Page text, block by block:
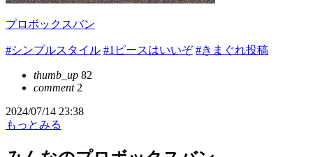
プロボックスバン
#シンプルスタイル #1ピースはいいぞ #きまぐれ投稿
thumb_up 82
comment2
2024/07/14 23:38
もっとみる